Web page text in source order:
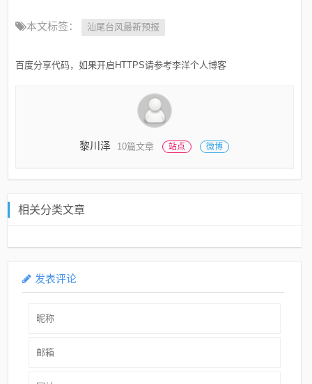
本文标签： 汕尾台风最新预报
百度分享代码，如果开启HTTPS请参考李洋个人博客
黎川泽 10篇文章 站点 微博
相关分类文章
发表评论